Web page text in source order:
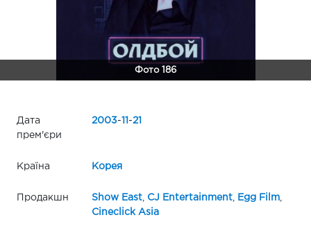
Фото 186
Дата
прем'єри
2003-11 -21
Країна Корея
Продакшн Show East, CJ Entertainment, Egg Film,
Cineclick Asia